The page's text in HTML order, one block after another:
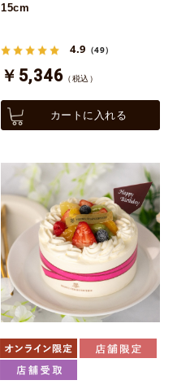
15cm
4.9 （49）
￥5,346 （税込）
カートに入れる